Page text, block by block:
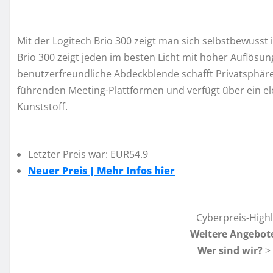
Mit der Logitech Brio 300 zeigt man sich
Brio 300 zeigt jeden im besten Licht mit hoher
benutzerfreundliche Abdeckblende schafft
führenden Meeting-Plattformen und verfügt über ein
Kunststoff.
Letzter Preis war: EUR54.9
Neuer Preis | Mehr Infos hier
Cyberpreis-
Weitere
Wer sind wir? >